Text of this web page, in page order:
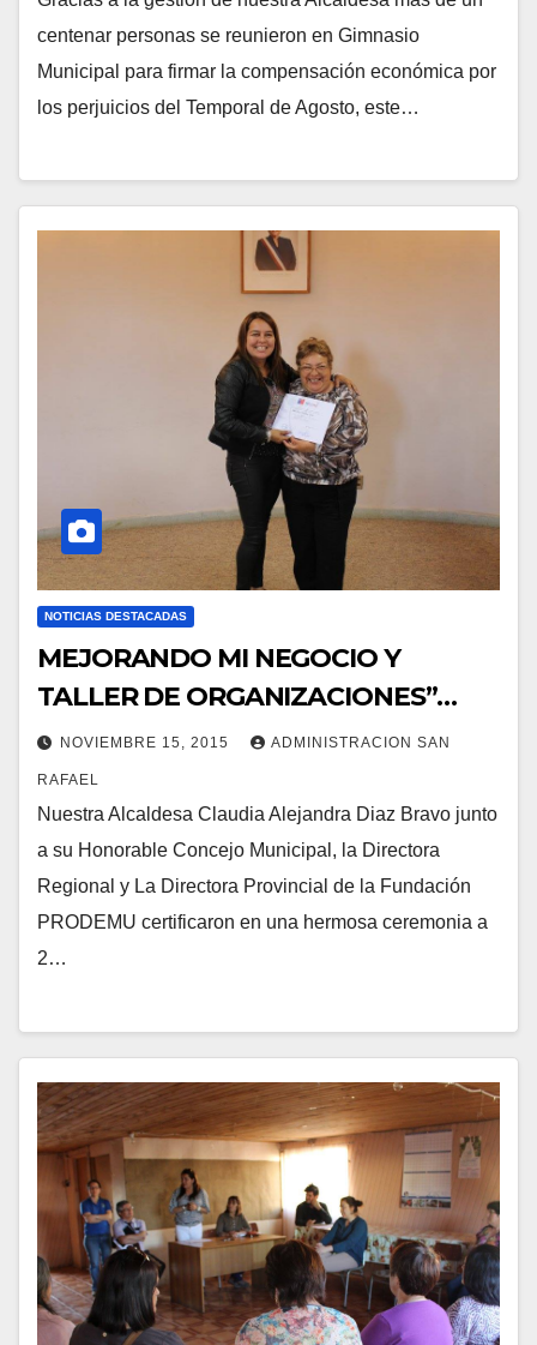
centenar personas se reunieron en Gimnasio
Municipal para firmar la compensación económica por
los perjuicios del Temporal de Agosto, este…
NOTICIAS DESTACADAS
MEJORANDO MI NEGOCIO Y
TALLER DE ORGANIZACIONES”…
NOVIEMBRE 15, 2015 ADMINISTRACION SAN
RAFAEL
Nuestra Alcaldesa Claudia Alejandra Diaz Bravo junto
a su Honorable Concejo Municipal, la Directora
Regional y La Directora Provincial de la Fundación
PRODEMU certificaron en una hermosa ceremonia a
2…